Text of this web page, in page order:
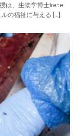
は、生物学博士Irene
の福祉に与える […]